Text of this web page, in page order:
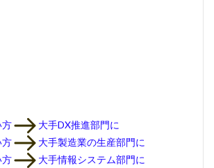
方
大手DX推進部門に
方
大手製造業の生産部門に
方
大手情報システム部門に